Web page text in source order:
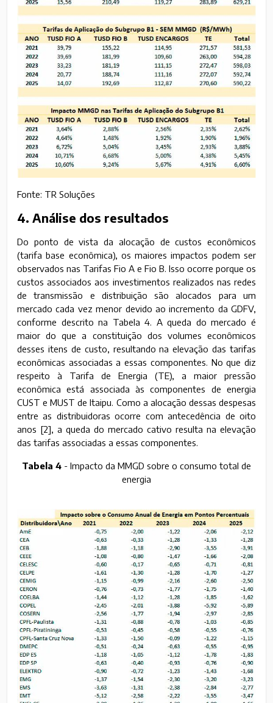
Fonte: TR Soluções
4. Análise dos resultados
Do ponto de vista da alocação de custos econômicos
(tarifa base econômica), os maiores impactos podem ser
observados nas Tarifas Fio A e Fio B. Isso ocorre porque os
custos associados aos investimentos realizados nas redes
de transmissão e distribuição são alocados para um
mercado cada vez menor devido ao incremento da GDFV,
conforme descrito na Tabela 4. A queda do mercado é
maior do que a constituição dos volumes econômicos
desses itens de custo, resultando na elevação das tarifas
econômicas associadas a essas componentes. No que diz
respeito à Tarifa de Energia (TE), a maior pressão
econômica está associada às componentes de energia
CUST e MUST de Itaipu. Como a alocação dessas despesas
entre as distribuidoras ocorre com antecedência de oito
anos [2], a queda do mercado cativo resulta na elevação
das tarifas associadas a essas componentes.
Tabela 4 - Impacto da MMGD sobre o consumo total de
energia